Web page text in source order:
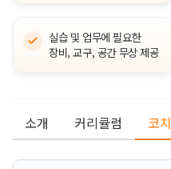
실습 및 업무에 필요한
장비, 교구, 공간 무상 제공
소개 커리큘럼 코치